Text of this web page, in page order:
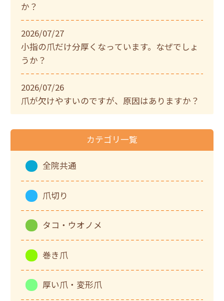
か？
2026/07/27
小指の爪だけ分厚くなっています。なぜでしょ
うか？
2026/07/26
爪が欠けやすいのですが、原因はありますか？
カテゴリ一覧
全院共通
爪切り
タコ・ウオノメ
巻き爪
厚い爪・変形爪